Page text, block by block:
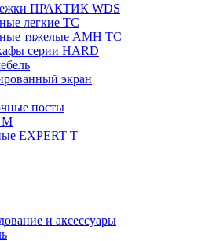
ПРАКТИК WDS
легкие ТС
тяжелые AMH TC
серии HARD
экран
посты
M
EXPERT T
и аксессуары